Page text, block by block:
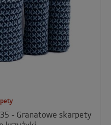
- Granatowe skarpety